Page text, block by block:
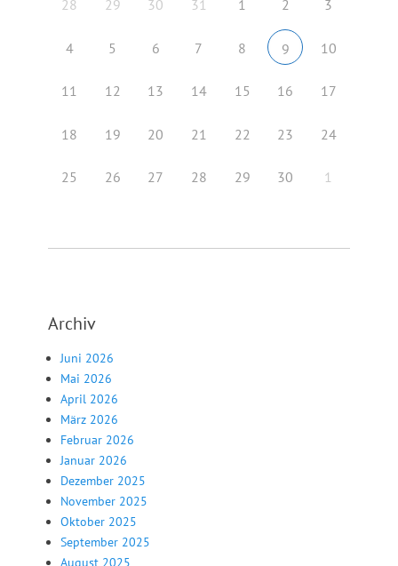
28 29 30 31 1 2 3
4 5 6 7 8 9 10
11 12 13 14 15 16 17
18 19 20 21 22 23 24
25 26 27 28 29 30 1
Archiv
Juni 2026
Mai 2026
April 2026
März 2026
Februar 2026
Januar 2026
Dezember 2025
November 2025
Oktober 2025
September 2025